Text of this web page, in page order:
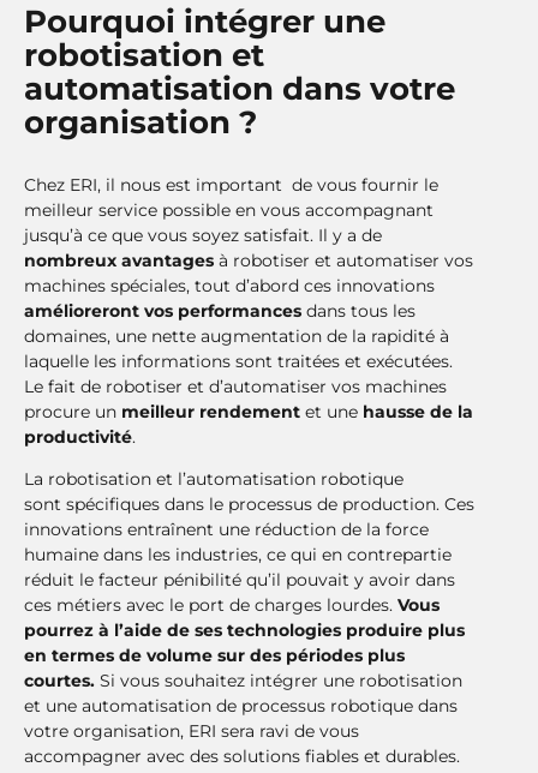
Pourquoi intégrer une
robotisation et
automatisation dans votre
organisation ?
Chez ERI, il nous est important de vous fournir le
meilleur service possible en vous accompagnant
jusqu’à ce que vous soyez satisfait. Il y a de
nombreux avantages à robotiser et automatiser vos
machines spéciales, tout d’abord ces innovations
amélioreront vos performances dans tous les
domaines, une nette augmentation de la rapidité à
laquelle les informations sont traitées et exécutées.
Le fait de robotiser et d’automatiser vos machines
procure un meilleur rendement et une hausse de la
productivité.
La robotisation et l’automatisation robotique
sont spécifiques dans le processus de production. Ces
innovations entraînent une réduction de la force
humaine dans les industries, ce qui en contrepartie
réduit le facteur pénibilité qu’il pouvait y avoir dans
ces métiers avec le port de charges lourdes. Vous
pourrez à l’aide de ses technologies produire plus
en termes de volume sur des périodes plus
courtes. Si vous souhaitez intégrer une robotisation
et une automatisation de processus robotique dans
votre organisation, ERI sera ravi de vous
accompagner avec des solutions fiables et durables.